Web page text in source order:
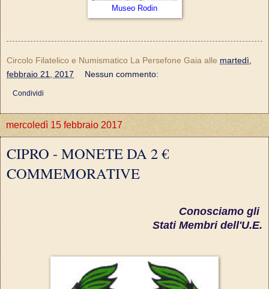
Museo Rodin
Circolo Filatelico e Numismatico La Persefone Gaia alle martedì,
febbraio 21, 2017
Nessun commento:
Condividi
mercoledì 15 febbraio 2017
CIPRO - MONETE DA 2 €
COMMEMORATIVE
Conosciamo gli
Stati Membri dell'U.E.